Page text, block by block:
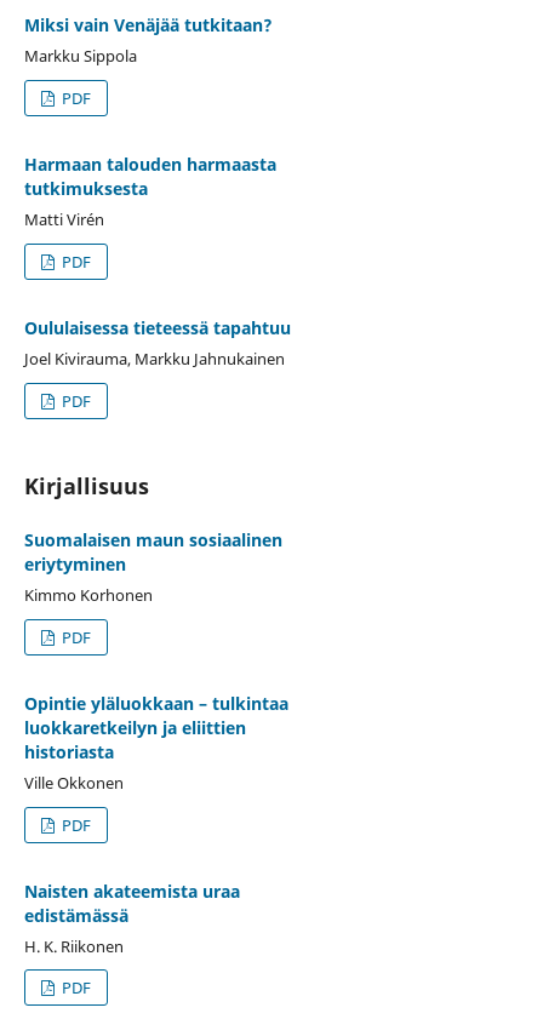
Miksi vain Venäjää tutkitaan?
Markku Sippola
PDF
Harmaan talouden harmaasta
tutkimuksesta
Matti Virén
PDF
Oululaisessa tieteessä tapahtuu
Joel Kivirauma, Markku Jahnukainen
PDF
Kirjallisuus
Suomalaisen maun sosiaalinen
eriytyminen
Kimmo Korhonen
PDF
Opintie yläluokkaan – tulkintaa
luokkaretkeilyn ja eliittien
historiasta
Ville Okkonen
PDF
Naisten akateemista uraa
edistämässä
H. K. Riikonen
PDF